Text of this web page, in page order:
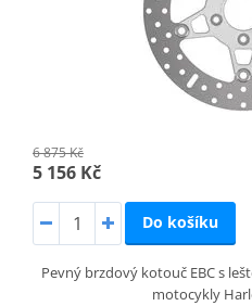
6 875 Kč
5 156 Kč
Do košíku
Pevný brzdový kotouč EBC s
motocykly